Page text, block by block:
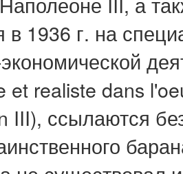
в 1936 г. на
et realiste dans
III), ссылаются